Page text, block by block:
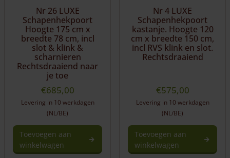
Nr 26 LUXE
Schapenhekpoort
Hoogte 175 cm x
breedte 78 cm, incl
slot & klink &
scharnieren
Rechtsdraaiend naar
je toe
€685,00
Levering in 10 werkdagen
(NL/BE)
Toevoegen aan
winkelwagen
Nr 4 LUXE
Schapenhekpoort
kastanje. Hoogte 120
cm x breedte 150 cm,
incl RVS klink en slot.
Rechtsdraaiend
€575,00
Levering in 10 werkdagen
(NL/BE)
Toevoegen aan
winkelwagen